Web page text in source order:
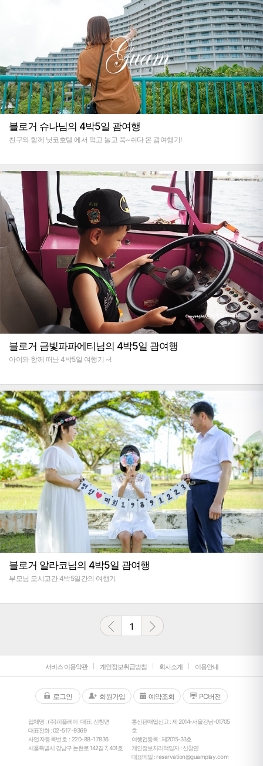
블로거 슈나님의 4박5일 괌여행
친구와 함께 닛코호텔 에서 먹고 놀고 푹~쉬다 온 괌여행기!
블로거 금빛파파에티님의 4박5일 괌여행
아이와 함께 떠난 4박5일 여행기 ~!
블로거 알라코님의 4박5일 괌여행
부모님 모시고간 4박5일간의 여행기
1
서비스 이용약관 개인정보취급방침 회사소개 이용안내
로그인 회원가입 예약조회 PC버전
업체명 : (주)피플레이 대표: 신창면
대표전화 :02-517-9369
사업자등록번호 : 220-88-17836
서울특별시 강남구 논현로 142길 7, 401호
통신판매업신고 : 제 2014-서울강남-01705
호
여행업등록 : 제2015-33호
개인정보처리책임자 : 신창면
대표메일 :reservation@guamplay.com